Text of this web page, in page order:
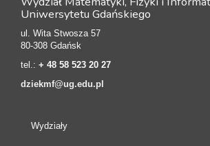
Uniwersytetu Gdańskiego
ul. Wita Stwosza 57
80-308 Gdańsk
tel.: + 48 58 523 20 27
dziekmf@ug.edu.pl
Wydziały